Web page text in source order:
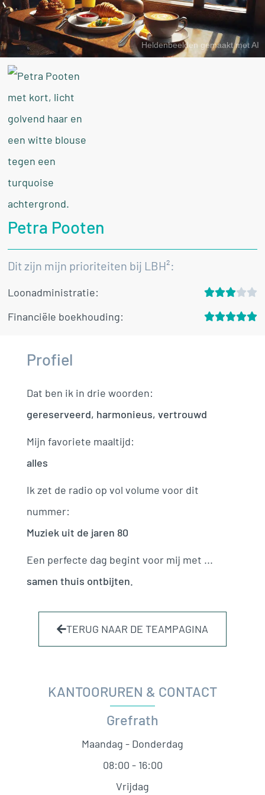
Heldenbeelden gemaakt met AI
Petra Pooten
Dit zijn mijn prioriteiten bij LBH²:
Loonadministratie: 
Financiële boekhouding: 
Profiel
Dat ben ik in drie woorden:
gereserveerd, harmonieus, vertrouwd
Mijn favoriete maaltijd:
alles
Ik zet de radio op vol volume voor dit
nummer:
Muziek uit de jaren 80
Een perfecte dag begint voor mij met ...
samen thuis ontbijten.
TERUG NAAR DE TEAMPAGINA
KANTOORUREN & CONTACT
Grefrath
Maandag - Donderdag
08:00 - 16:00
Vrijdag